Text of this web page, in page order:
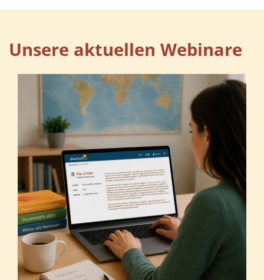
Unsere aktuellen Webinare